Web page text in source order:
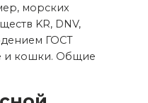
морских
KR, DNV,
ГОСТ
и кошки. Общие